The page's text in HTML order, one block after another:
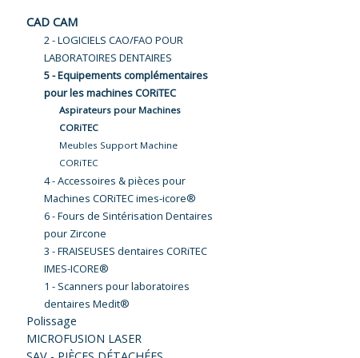
CAD CAM
2 - LOGICIELS CAO/FAO POUR
LABORATOIRES DENTAIRES
5 - Equipements complémentaires
pour les machines CORiTEC
Aspirateurs pour Machines
CORiTEC
Meubles Support Machine
CORiTEC
4 - Accessoires & pièces pour
Machines CORiTEC imes-icore®
6 - Fours de Sintérisation Dentaires
pour Zircone
3 - FRAISEUSES dentaires CORiTEC
IMES-ICORE®
1 - Scanners pour laboratoires
dentaires Medit®
Polissage
MICROFUSION LASER